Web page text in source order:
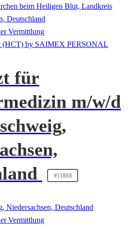
beim Heiligen Blut, Landkreis
Deutschland
Vermittlung
für
m/w/d
#11888
Niedersachsen, Deutschland
Vermittlung